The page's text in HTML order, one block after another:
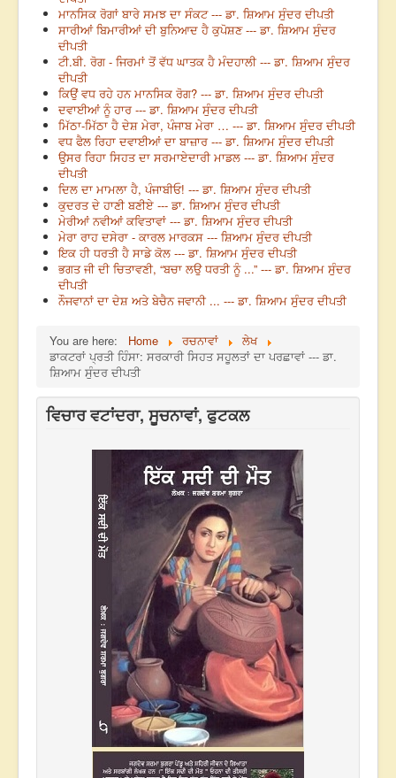
ਮਾਨਸਿਕ ਰੋਗਾਂ ਬਾਰੇ ਸਮਝ ਦਾ ਸੰਕਟ --- ਡਾ. ਸ਼ਿਆਮ ਸੁੰਦਰ ਦੀਪਤੀ
ਸਾਰੀਆਂ ਬਿਮਾਰੀਆਂ ਦੀ ਬੁਨਿਆਦ ਹੈ ਕੁਪੋਸ਼ਣ --- ਡਾ. ਸ਼ਿਆਮ ਸੁੰਦਰ
ਦੀਪਤੀ
ਟੀ.ਬੀ. ਰੋਗ - ਜਿਰਮਾਂ ਤੋਂ ਵੱਧ ਘਾਤਕ ਹੈ ਮੰਦਹਾਲੀ --- ਡਾ. ਸ਼ਿਆਮ ਸੁੰਦਰ
ਦੀਪਤੀ
ਕਿਉਂ ਵਧ ਰਹੇ ਹਨ ਮਾਨਸਿਕ ਰੋਗ? --- ਡਾ. ਸ਼ਿਆਮ ਸੁੰਦਰ ਦੀਪਤੀ
ਦਵਾਈਆਂ ਨੂੰ ਹਾਰ --- ਡਾ. ਸ਼ਿਆਮ ਸੁੰਦਰ ਦੀਪਤੀ
ਮਿੱਠਾ-ਮਿੱਠਾ ਹੈ ਦੇਸ਼ ਮੇਰਾ, ਪੰਜਾਬ ਮੇਰਾ … --- ਡਾ. ਸ਼ਿਆਮ ਸੁੰਦਰ ਦੀਪਤੀ
ਵਧ ਫੈਲ ਰਿਹਾ ਦਵਾਈਆਂ ਦਾ ਬਾਜ਼ਾਰ --- ਡਾ. ਸ਼ਿਆਮ ਸੁੰਦਰ ਦੀਪਤੀ
ਉਸਰ ਰਿਹਾ ਸਿਹਤ ਦਾ ਸਰਮਾਏਦਾਰੀ ਮਾਡਲ --- ਡਾ. ਸ਼ਿਆਮ ਸੁੰਦਰ
ਦੀਪਤੀ
ਦਿਲ ਦਾ ਮਾਮਲਾ ਹੈ, ਪੰਜਾਬੀਓ! --- ਡਾ. ਸ਼ਿਆਮ ਸੁੰਦਰ ਦੀਪਤੀ
ਕੁਦਰਤ ਦੇ ਹਾਣੀ ਬਣੀਏ --- ਡਾ. ਸ਼ਿਆਮ ਸੁੰਦਰ ਦੀਪਤੀ
ਮੇਰੀਆਂ ਨਵੀਆਂ ਕਵਿਤਾਵਾਂ --- ਡਾ. ਸ਼ਿਆਮ ਸੁੰਦਰ ਦੀਪਤੀ
ਮੇਰਾ ਰਾਹ ਦਸੇਰਾ - ਕਾਰਲ ਮਾਰਕਸ --- ਸ਼ਿਆਮ ਸੁੰਦਰ ਦੀਪਤੀ
ਇਕ ਹੀ ਧਰਤੀ ਹੈ ਸਾਡੇ ਕੋਲ --- ਡਾ. ਸ਼ਿਆਮ ਸੁੰਦਰ ਦੀਪਤੀ
ਭਗਤ ਜੀ ਦੀ ਚਿਤਾਵਣੀ, “ਬਚਾ ਲਉ ਧਰਤੀ ਨੂੰ ...” --- ਡਾ. ਸ਼ਿਆਮ ਸੁੰਦਰ
ਦੀਪਤੀ
ਨੌਜਵਾਨਾਂ ਦਾ ਦੇਸ਼ ਅਤੇ ਬੇਚੈਨ ਜਵਾਨੀ ... --- ਡਾ. ਸ਼ਿਆਮ ਸੁੰਦਰ ਦੀਪਤੀ
You are here: Home ਰਚਨਾਵਾਂ
ਲੇਖ
ਡਾਕਟਰਾਂ ਪ੍ਰਤੀ ਹਿੰਸਾ: ਸਰਕਾਰੀ ਸਿਹਤ ਸਹੂਲਤਾਂ ਦਾ ਪਰਛਾਵਾਂ --- ਡਾ.
ਸ਼ਿਆਮ ਸੁੰਦਰ ਦੀਪਤੀ
ਵਿਚਾਰ ਵਟਾਂਦਰਾ, ਸੂਚਨਾਵਾਂ, ਫੁਟਕਲ